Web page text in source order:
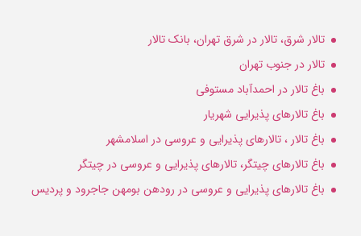
تالار شرق، تالار در شرق تهران، بانک تالار
تالار در جنوب تهران
باغ تالار در احمدآباد مستوفی
باغ تالارهای پذیرایی شهریار
باغ تالار ، تالارهای پذیرایی و عروسی در اسلامشهر
باغ تالارهای چیتگر، تالارهای پذیرایی و عروسی در چیتگر
باغ تالارهای پذیرایی و عروسی در رودهن بومهن جاجرود و پردیس